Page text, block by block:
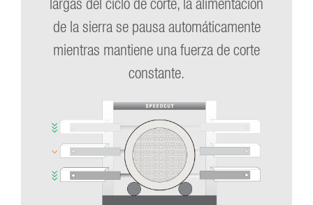
de la sierra se pausa automáticamente
mientras mantiene una fuerza de corte
constante.